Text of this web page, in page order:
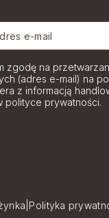
zgodę na
wysyłki
handlową (marketing).
polityce prywatności.
Polityka